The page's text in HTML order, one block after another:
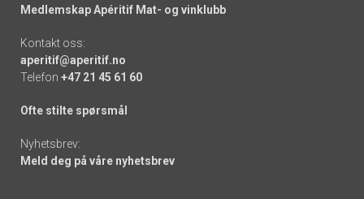
Medlemskap Apéritif Mat- og vinklubb
Kontakt oss:
aperitif@aperitif.no
Telefon +47 21 45 61 60
Ofte stilte spørsmål
Nyhetsbrev:
Meld deg på våre nyhetsbrev